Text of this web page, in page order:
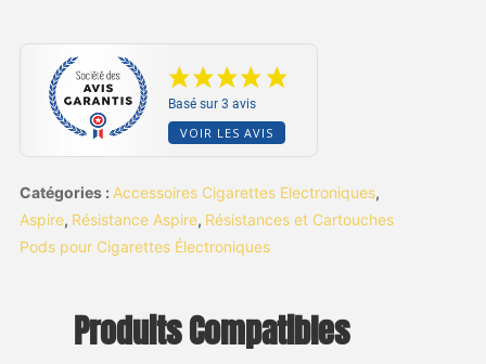
Basé sur 3 avis
VOIR LES AVIS
Catégories : Accessoires Cigarettes Electroniques,
Aspire, Résistance Aspire, Résistances et Cartouches
Pods pour Cigarettes Électroniques
Produits Compatibles